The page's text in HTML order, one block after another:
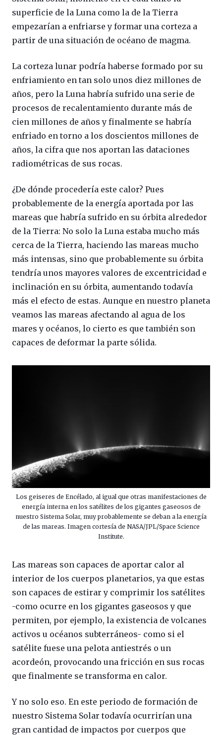
superficie de la Luna como la de la Tierra
empezarían a enfriarse y formar una corteza a
partir de una situación de océano de magma.
La corteza lunar podría haberse formado por su
enfriamiento en tan solo unos diez millones de
años, pero la Luna habría sufrido una serie de
procesos de recalentamiento durante más de
cien millones de años y finalmente se habría
enfriado en torno a los doscientos millones de
años, la cifra que nos aportan las dataciones
radiométricas de sus rocas.
¿De dónde procedería este calor? Pues
probablemente de la energía aportada por las
mareas que habría sufrido en su órbita alrededor
de la Tierra: No solo la Luna estaba mucho más
cerca de la Tierra, haciendo las mareas mucho
más intensas, sino que probablemente su órbita
tendría unos mayores valores de excentricidad e
inclinación en su órbita, aumentando todavía
más el efecto de estas. Aunque en nuestro planeta
veamos las mareas afectando al agua de los
mares y océanos, lo cierto es que también son
capaces de deformar la parte sólida.
Los geiseres de Encélado, al igual que otras manifestaciones de
energía interna en los satélites de los gigantes gaseosos de
nuestro Sistema Solar, muy probablemente se deban a la energía
de las mareas. Imagen cortesía de NASA/JPL/Space Science
Institute.
Las mareas son capaces de aportar calor al
interior de los cuerpos planetarios, ya que estas
son capaces de estirar y comprimir los satélites
-como ocurre en los gigantes gaseosos y que
permiten, por ejemplo, la existencia de volcanes
activos u océanos subterráneos- como si el
satélite fuese una pelota antiestrés o un
acordeón, provocando una fricción en sus rocas
que finalmente se transforma en calor.
Y no solo eso. En este periodo de formación de
nuestro Sistema Solar todavía ocurrirían una
gran cantidad de impactos por cuerpos que